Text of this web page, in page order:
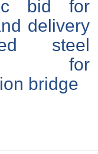
bid for
delivery
steel
for
bridge